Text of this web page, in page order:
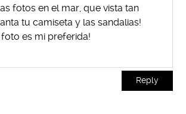
fotos en el mar, que vista tan
tu camiseta y las sandalias!
es mi preferida!
Reply